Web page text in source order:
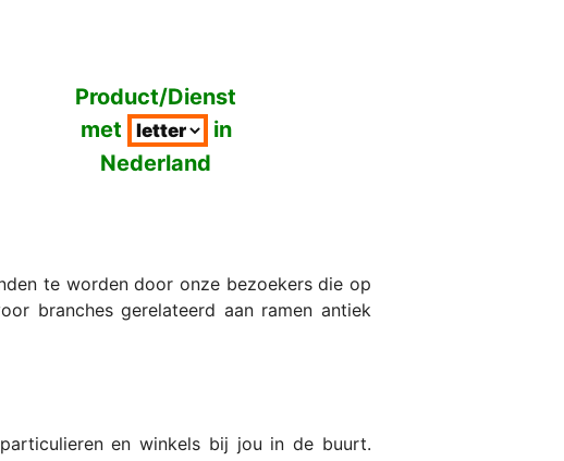
Product/Dienst
met
in
Nederland
te worden door onze bezoekers die op
branches gerelateerd aan ramen antiek
en winkels bij jou in de buurt.